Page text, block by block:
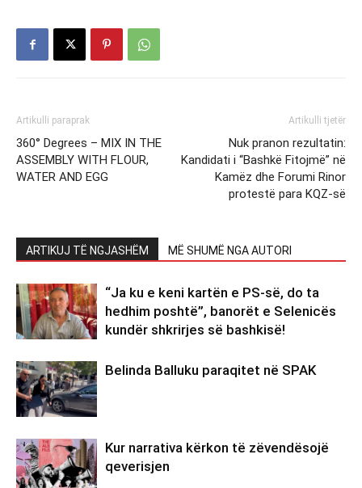
Artikulli paraprak
360° Degrees – MIX IN THE
ASSEMBLY WITH FLOUR,
WATER AND EGG
Artikulli tjetër
Nuk pranon rezultatin:
Kandidati i “Bashkë Fitojmë” në
Kamëz dhe Forumi Rinor
protestë para KQZ-së
ARTIKUJ TË NGJASHËM MË SHUMË NGA AUTORI
“Ja ku e keni kartën e PS-së, do ta
hedhim poshtë”, banorët e Selenicës
kundër shkrirjes së bashkisë!
Belinda Balluku paraqitet në SPAK
Kur narrativa kërkon të zëvendësojë
qeverisjen